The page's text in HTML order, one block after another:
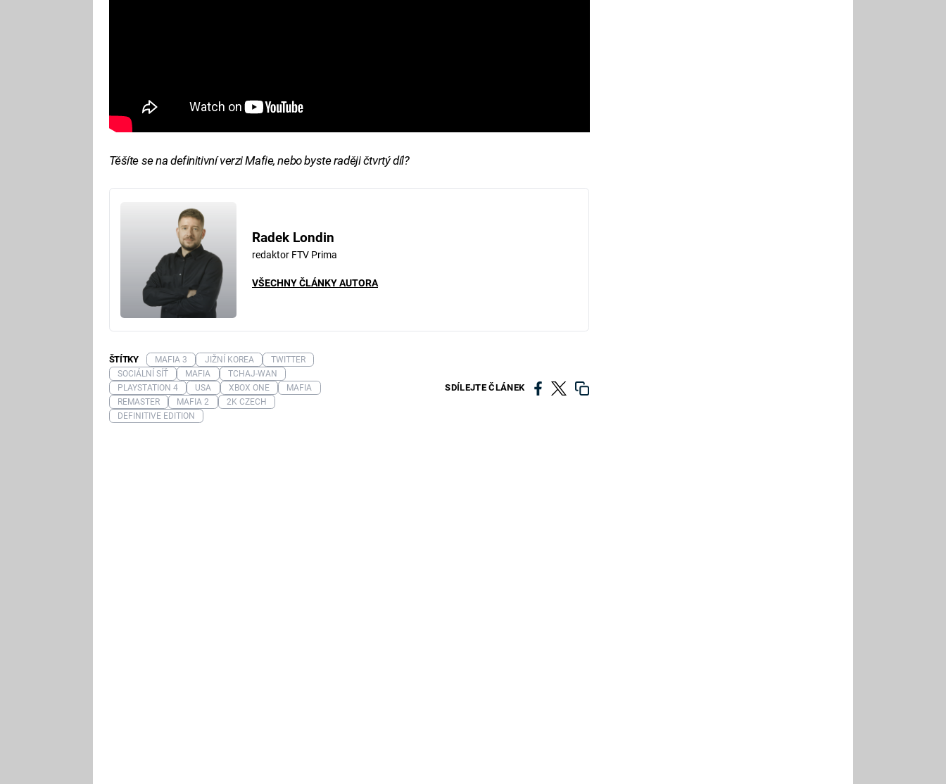
Těšíte se na definitivní verzi Mafie, nebo byste raději čtvrtý díl?
Radek Londin
redaktor FTV Prima
VŠECHNY ČLÁNKY AUTORA
SDÍLEJTE ČLÁNEK
ŠTÍTKY MAFIA 3 JIŽNÍ KOREA
TWITTER
SOCIÁLNÍ SÍŤ
MAFIA
TCHAJ-WAN
PLAYSTATION 4
USA XBOX ONE
MAFIA
REMASTER
MAFIA 2
2K CZECH
DEFINITIVE EDITION